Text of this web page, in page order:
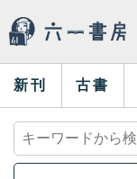
新刊 古書